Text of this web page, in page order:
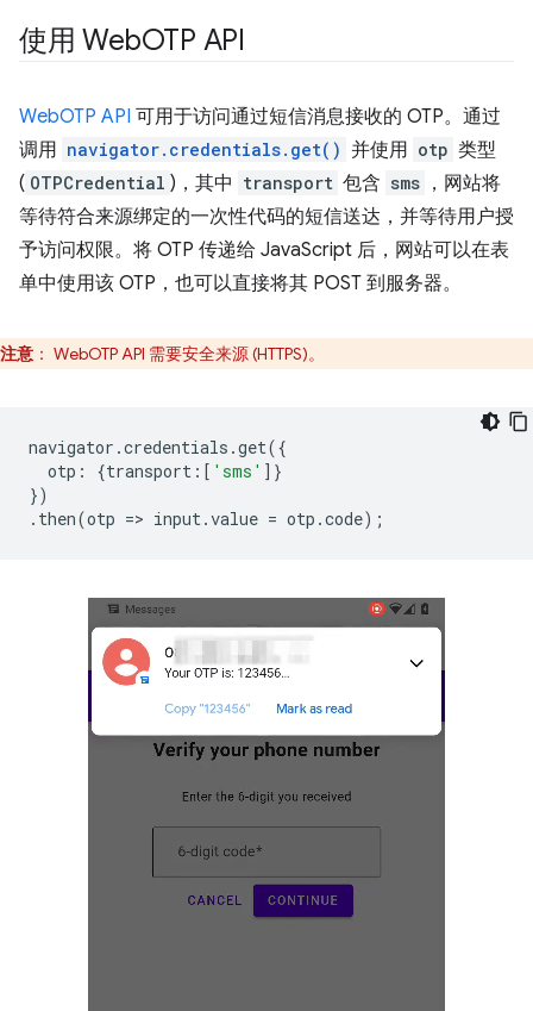
使用 WebOTP API
WebOTP API 可用于访问通过短信消息接收的 OTP。通过
调用 navigator.credentials.get() 并使用 otp 类型
( OTPCredential )，其中 transport 包含 sms ，网站将
等待符合来源绑定的一次性代码的短信送达，并等待用户授
予访问权限。将 OTP 传递给 JavaScript 后，网站可以在表
单中使用该 OTP，也可以直接将其 POST 到服务器。
注意 ： WebOTP API 需要安全来源 (HTTPS)。
navigator .credentials .get({
otp : {transport : [ 'sms' ]}
})
. then(otp => input.value = otp .code);